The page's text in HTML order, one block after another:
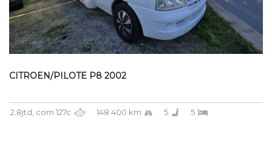
CITROEN/PILOTE P8 2002
2.8jtd, com 127c 148 400 km 5 5